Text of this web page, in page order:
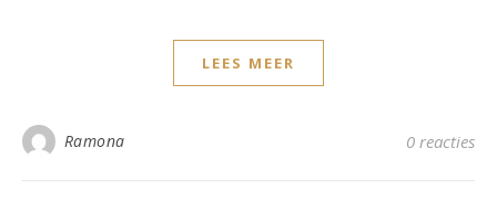
LEES MEER
Ramona 0 reacties